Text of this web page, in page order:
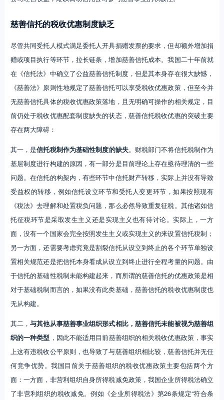
慈善信托的税收优惠制度缺乏
尽管共同受托人模式满足委托人开具捐赠发票的要求，但却额外增加捐
赠或项目执行等环节，拉长链条，增加慈善信托成本。我国二十年前就
在《信托法》中确立了公益慈善信托制度，但是其本身存在很大缺憾，
《慈善法》原则性地规定了慈善信托可以享受税收优惠政策，但至今并
无慈善信托具体的税收优惠政策落地，且无明确可操作的相关规定，目
前仍处于税收优惠配套制度缺失的状态，慈善信托税收优惠的突破主要
存在两大障碍：
其一，是信托税制作为基础性制度的缺失。财税部门不将信托税制作为
基层制度进行构建的原因，有一部分是目前理论上存在亟待理清的一些
问题。在信托的构架内，有些环节中信托财产转移，实际上并没有导致
受益权的转移，例如信托设立环节和受托人变更环节，如果按照现有
《税法》去理解和处置税负问题，那么必然导致重复征税。其他诸如信
托征税环节是采取发生主义还是实现主义也有待讨论。实际上，一方
面，没有一个国家会完全按照发生主义或实现主义的来设置信托税制；
另一方面，还需要考虑究竟是割裂信托从设立到终止的各个环节单独设
置相关规范还是把信托本身看成从设立到终止进行全程考量的问题。由
于信托的基础性税制未能构建起来，而所谓的慈善信托的优惠政策是相
对于基础税制而言的，如果没有此类基础，慈善信托的税收优惠制度也
无从构建。
其二，与其他从事慈善事业组织形式相比，慈善信托未能被视为慈善组
织的一种类型 ，因此不能适用目前慈善组织的相关税收优惠政策，事实
上这有违税收公平原则，也导致了与慈善组织相比较，慈善信托并无任
何竞争优势。我国目前关于慈善组织的税收优惠政策主要包括两个方
面：一方面，非营利组织自身所得税减免政策，我国企业所得税法确立
了非营利组织的税收减免。例如《企业所得税法》第26条规定“符合条